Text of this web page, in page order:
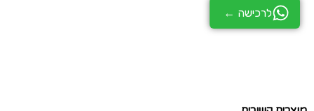
לרכישה ←